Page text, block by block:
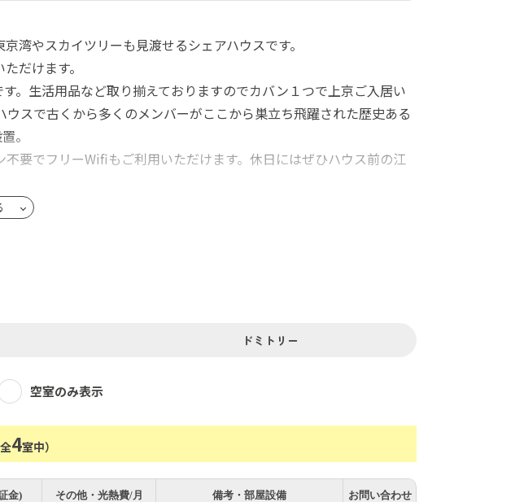
湾やスカイツリーも見渡せるシェアハウスです。
だけます。
。生活用品など取り揃えておりますのでカバン１つで上京ご入居い
スで古くから多くのメンバーがここから巣立ち飛躍された歴史ある
。
要でフリーWifiもご利用いただけます。休日にはぜひハウス前の江
ドミトリー
空室のみ表示
4室中）
金) その他・光熱費/月 備考・部屋設備 お問い合わせ